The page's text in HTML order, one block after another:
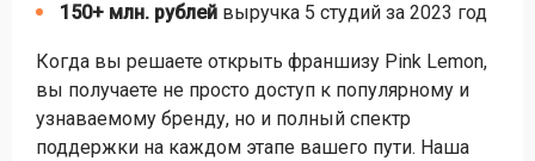
150+ млн. рублей выручка 5 студий за 2023 год
Когда вы решаете открыть франшизу Pink Lemon,
вы получаете не просто доступ к популярному и
узнаваемому бренду, но и полный спектр
поддержки на каждом этапе вашего пути. Наша